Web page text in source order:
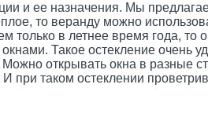
и ее назначения. Мы
то веранду можно
только в летнее время года, то
Такое остекление очень
Можно открывать окна в разные
при таком остеклении